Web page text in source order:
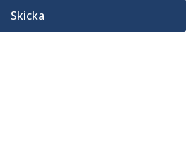
Skicka